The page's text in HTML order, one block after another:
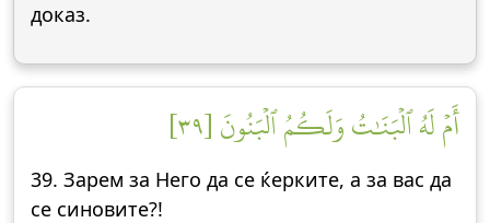
доказ.
أَمۡ لَهُ ٱلۡبَنَٰتُ وَلَكُمُ ٱلۡبَنُونَ [٣٩]
39. Зарем за Него да се ќерките, а за вас да
се синовите?!